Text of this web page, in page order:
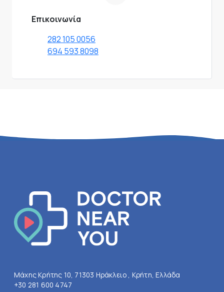
Επικοινωνία
282 105 0056
694 593 8098
Μάχης Κρήτης 10, 71303 Ηράκλειο , Κρήτη, Ελλάδα
+30 281 600 4747